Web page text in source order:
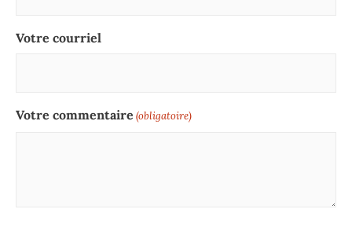
Votre courriel
Votre commentaire (obligatoire)